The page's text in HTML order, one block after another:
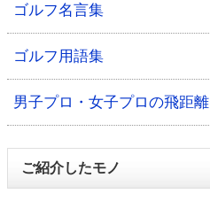
ゴルフ名言集
ゴルフ用語集
男子プロ・女子プロの飛距離
ご紹介したモノ